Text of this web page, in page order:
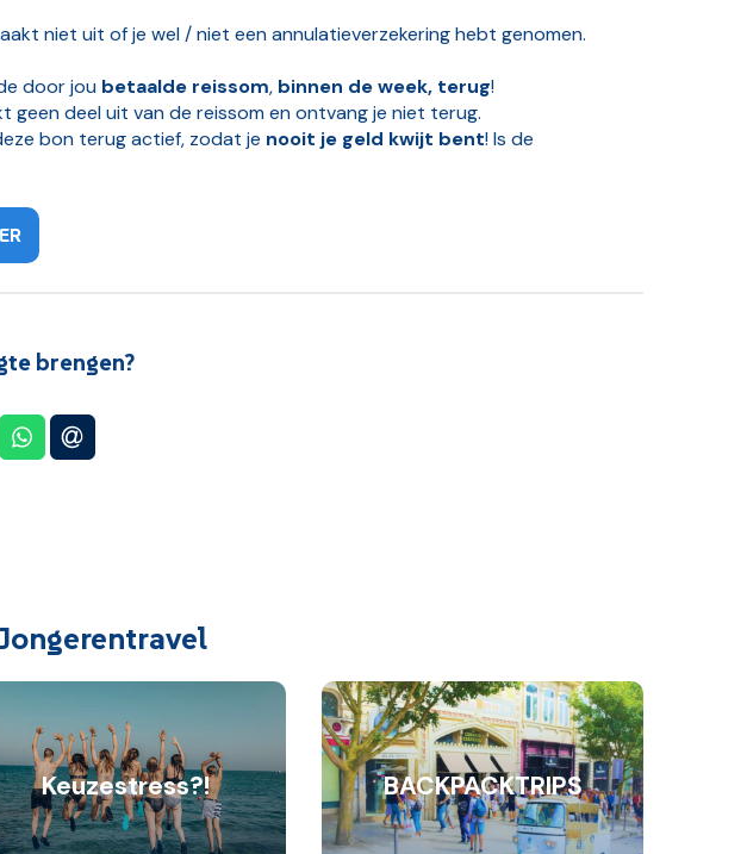
niet uit of je wel / niet een annulatieverzekering hebt genomen.
door jou betaalde reissom, binnen de week, terug!
deel uit van de reissom en ontvang je niet terug.
bon terug actief, zodat je nooit je geld kwijt bent! Is de
brengen?
Pinterest
op WhatsApp
Keuzestress?! BACKPACKTRIPS